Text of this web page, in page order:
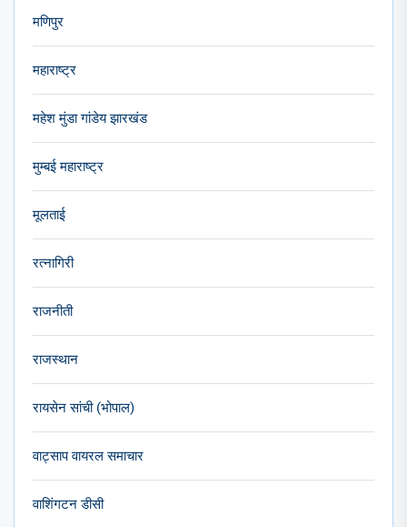
मणिपुर
महाराष्ट्र
महेश मुंडा गांडेय झारखंड
मुम्बई महाराष्ट्र
मूलताई
रत्नागिरी
राजनीती
राजस्थान
रायसेन सांची (भोपाल)
वाट्साप वायरल समाचार
वाशिंगटन डीसी